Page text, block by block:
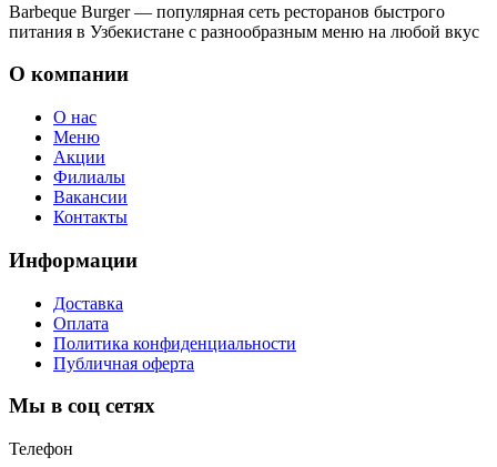
Barbeque Burger — популярная сеть ресторанов быстрого
питания в Узбекистане с разнообразным меню на любой вкус
О компании
О нас
Меню
Акции
Филиалы
Вакансии
Контакты
Информации
Доставка
Оплата
Политика конфиденциальности
Публичная оферта
Мы в соц сетях
Телефон